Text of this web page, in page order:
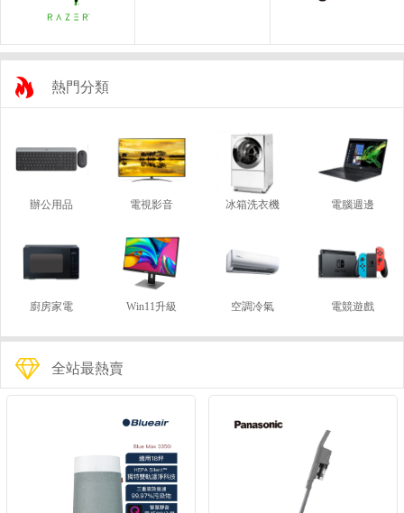
熱門分類
辦公用品 電視影音 冰箱洗衣機 電腦週邊
廚房家電 Win11升級 空調冷氣 電競遊戲
全站最熱賣